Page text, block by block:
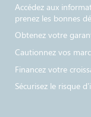
Accédez aux
prenez les bonnes
Obtenez votre
Cautionnez vos
Financez votre
Sécurisez le risque